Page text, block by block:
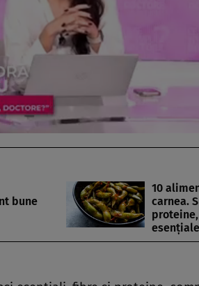
bune
10
carnea.
esențiale